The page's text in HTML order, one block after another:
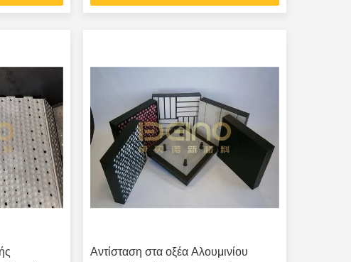
μηχανικής ανταλλακτικά
Αντίσταση στα οξέα Αλουμινίου